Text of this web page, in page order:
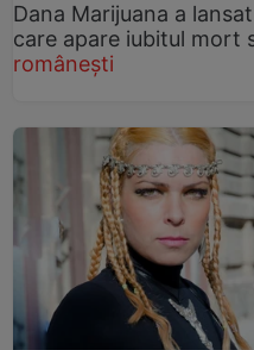
Dana Marijuana a
care apare iubitul mort
românești